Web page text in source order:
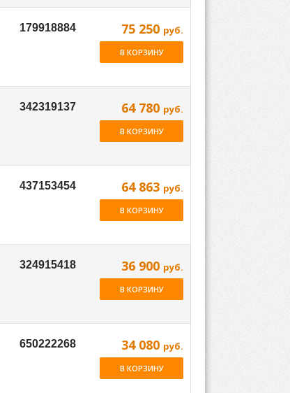
75 250 руб.
В КОРЗИНУ
64 780 руб.
В КОРЗИНУ
64 863 руб.
В КОРЗИНУ
36 900 руб.
В КОРЗИНУ
34 080 руб.
В КОРЗИНУ